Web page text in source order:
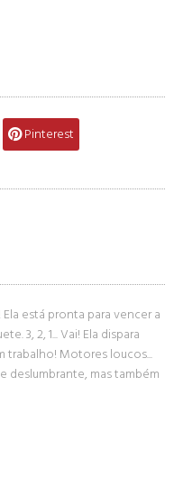
Pinterest
está pronta para vencer a
3, 2, 1... Vai! Ela dispara
trabalho! Motores loucos...
deslumbrante, mas também